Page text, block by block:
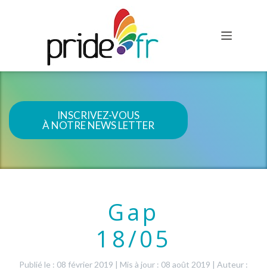
INSCRIVEZ-VOUS
À NOTRE NEWS LETTER
Gap
18/05
Publié le : 08 février 2019 | Mis à jour : 08 août 2019 | Auteur :